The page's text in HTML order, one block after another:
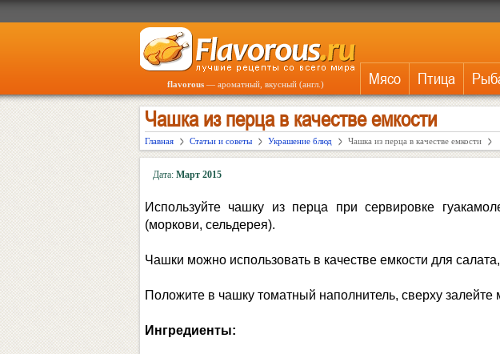
flavorous— ароматный, вкусный (англ.) Мясо Птица
Чашка из перца в качестве емкости
Главная Статьи и советы Украшение блюд Чашка из перца в качестве емкости
Дата: Март 2015
Используйте чашку из перца при сервировке
(моркови, сельдерея).
Чашки можно использовать в качестве емкости для
Положите в чашку томатный наполнитель, сверху залейте
Ингредиенты: